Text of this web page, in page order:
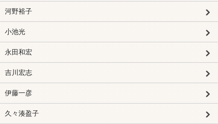
河野裕子
小池光
永田和宏
吉川宏志
伊藤一彦
久々湊盈子